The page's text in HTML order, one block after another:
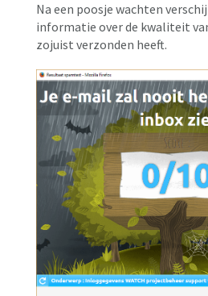
Na een poosje wachten
informatie over de kwaliteit
zojuist verzonden heeft.